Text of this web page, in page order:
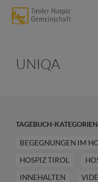
UNIQA
TAGEBUCH-KATEGORIEN
BEGEGNUNGEN IM
HOSPIZ TIROL
INNEHALTEN